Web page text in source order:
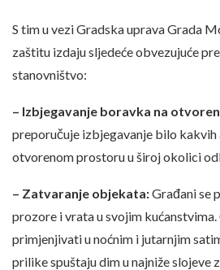
S tim u vezi Gradska uprava Grada
zaštitu izdaju sljedeće obvezujuće
stanovništvo:
– Izbjegavanje boravka na
preporučuje izbjegavanje bilo
otvorenom prostoru u široj okolici
– Zatvaranje objekata:Građani se
prozore i vrata u svojim
primjenjivati u noćnim i jutarnjim
prilike spuštaju dim u najniže slojeve